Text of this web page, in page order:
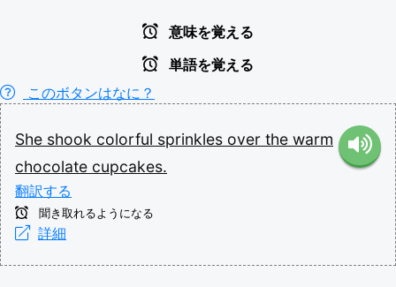
意味を覚える
単語を覚える
このボタンはなに？
She shook colorful sprinkles over the warm
chocolate cupcakes.
翻訳する
聞き取れるようになる
詳細